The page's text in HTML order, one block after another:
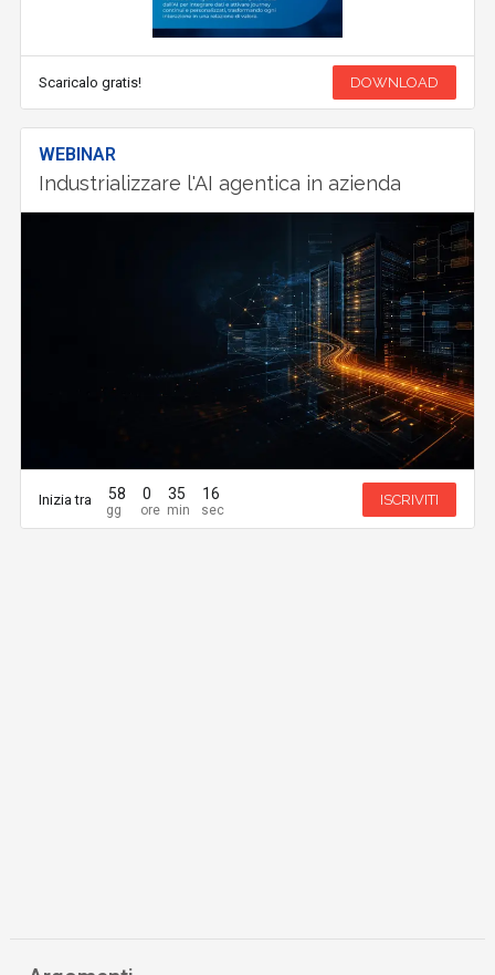
Scaricalo gratis! DOWNLOAD
WEBINAR
Industrializzare l'AI agentica in azienda
Inizia tra 58 0 35 15 ISCRIVITI